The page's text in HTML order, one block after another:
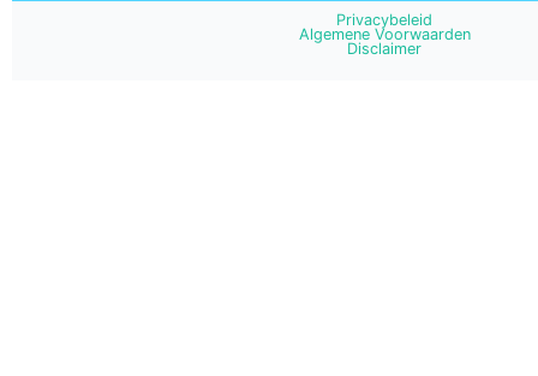
Privacybeleid
Algemene Voorwaarden
Disclaimer